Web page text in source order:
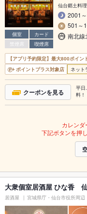
個室
カード
禁煙席
喫煙席
仙台郷土料
2001
501～
南北線
【アプリ予約限定】最大800ポイン
ポイントプラス対象店
ネット
クーポンを見る
平日
料！
カレンダ
下記ボタンを押
大衆個室居酒屋 ひな香
居酒屋 宮城県庁・仙台市役所周辺